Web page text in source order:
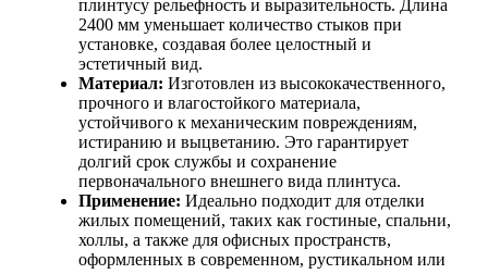
плинтусу рельефность и выразительность. Длина
2400 мм уменьшает количество стыков при
установке, создавая более целостный и
эстетичный вид.
Материал: Изготовлен из высококачественного,
прочного и влагостойкого материала,
устойчивого к механическим повреждениям,
истиранию и выцветанию. Это гарантирует
долгий срок службы и сохранение
первоначального внешнего вида плинтуса.
Применение: Идеально подходит для отделки
жилых помещений, таких как гостиные, спальни,
холлы, а также для офисных пространств,
оформленных в современном, рустикальном или